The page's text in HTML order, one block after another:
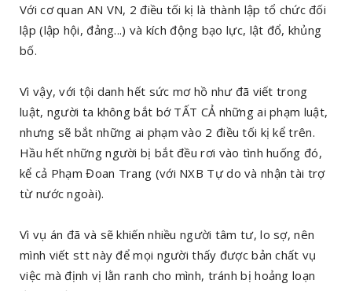
Với cơ quan AN VN, 2 điều tối kị là thành lập tổ chức đối
lập (lập hội, đảng...) và kích động bạo lực, lật đổ, khủng
bố.
Vì vậy, với tội danh hết sức mơ hồ như đã viết trong
luật, người ta không bắt bớ TẤT CẢ những ai phạm luật,
nhưng sẽ bắt những ai phạm vào 2 điều tối kị kể trên.
Hầu hết những người bị bắt đều rơi vào tình huống đó,
kể cả Phạm Đoan Trang (với NXB Tự do và nhận tài trợ
từ nước ngoài).
Vì vụ án đã và sẽ khiến nhiều người tâm tư, lo sợ, nên
mình viết stt này để mọi người thấy được bản chất vụ
việc mà định vị lằn ranh cho mình, tránh bị hoảng loạn